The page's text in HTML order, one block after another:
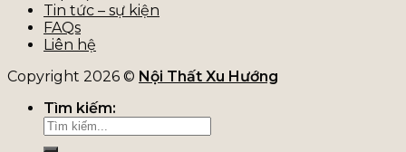
Tin tức – sự kiện
FAQs
Liên hệ
Copyright 2026 © Nội Thất Xu Hướng
Tìm kiếm: